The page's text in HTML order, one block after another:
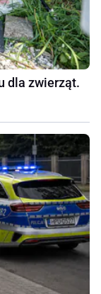
dla zwierząt.